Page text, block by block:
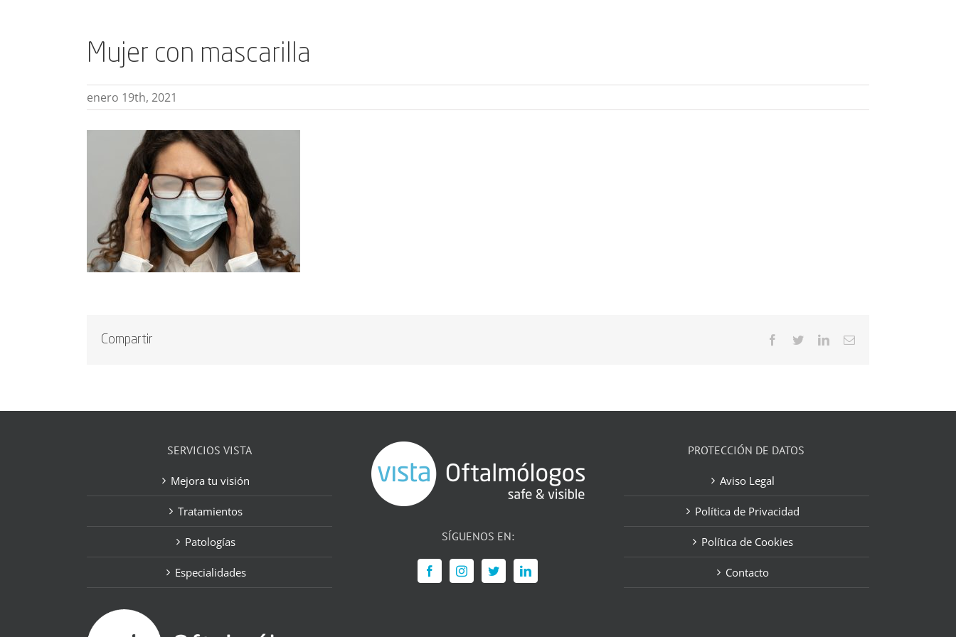
Mujer con mascarilla
enero 19th, 2021
Compartir Facebook
TwitterLinkedInCorreo
SERVICIOS VISTA
Mejora tu visión
Tratamientos
Patologías
Especialidades
SÍGUENOS EN:
PROTECCIÓN DE DATOS
Aviso Legal
Política de Privacidad
Política de Cookies
Contacto